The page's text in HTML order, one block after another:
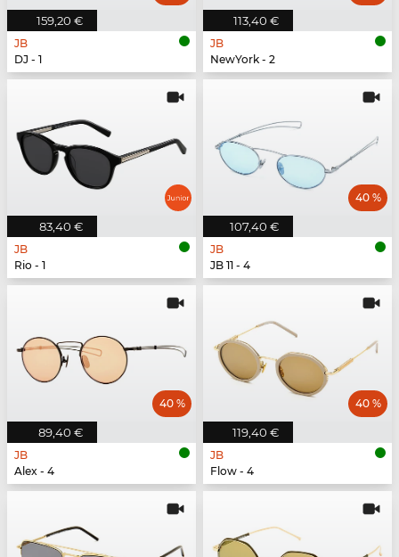
159,20 €
JB
DJ - 1
113,40 €
JB
NewYork - 2
83,40 €
JB
Rio - 1
107,40 €
40 %
JB
JB 11 - 4
89,40 €
40 %
JB
Alex - 4
119,40 €
40 %
JB
Flow - 4